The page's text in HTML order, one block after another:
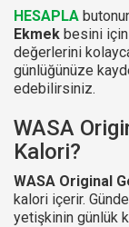
HESAPLA
Ekmek besini
değerlerini
günlüğünüze
edebilirsiniz.
WASA
Kalori?
WASA Original
kalori içerir.
yetişkinin günlük